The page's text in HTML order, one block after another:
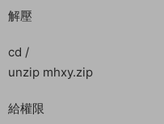
安裝環境
mysql5.6
php7.1（删除禁用函數：